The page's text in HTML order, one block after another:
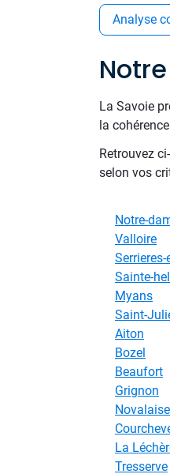
Analyse
La Savoie
la
Retrouvez
selon vos
Notre-
Valloire
Sainte-
Myans
Saint-
Aiton
Bozel
Beaufort
Grignon
Novalaise
La
Tresserve